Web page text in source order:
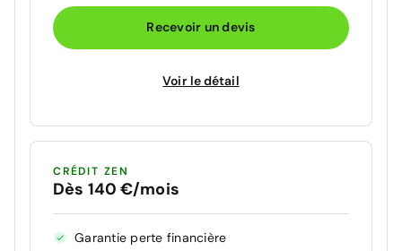
Recevoir un devis
Voir le détail
CRÉDIT ZEN
Dès 140 €/mois
Garantie perte financière